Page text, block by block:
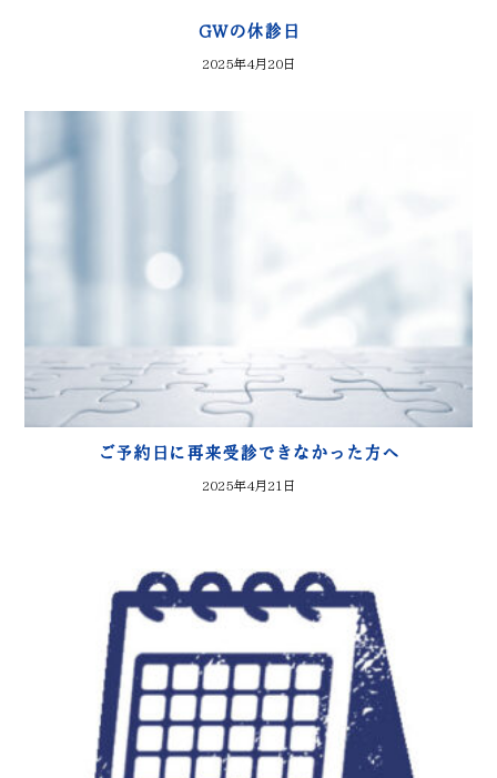
GWの休診日
2025年4月20日
ご予約日に再来受診できなかった方へ
2025年4月21日